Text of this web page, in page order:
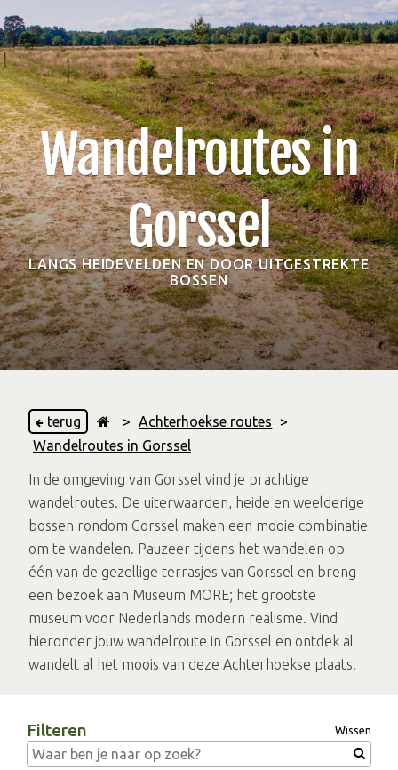
Wandelroutes in
Gorssel
LANGS HEIDEVELDEN EN DOOR UITGESTREKTE
BOSSEN
terug > Achterhoekse routes >
Wandelroutes in Gorssel
In de omgeving van Gorssel vind je prachtige
wandelroutes. De uiterwaarden, heide en weelderige
bossen rondom Gorssel maken een mooie combinatie
om te wandelen. Pauzeer tijdens het wandelen op
één van de gezellige terrasjes van Gorssel en breng
een bezoek aan Museum MORE; het grootste
museum voor Nederlands modern realisme. Vind
hieronder jouw wandelroute in Gorssel en ontdek al
wandelt al het moois van deze Achterhoekse plaats.
Filteren Wissen